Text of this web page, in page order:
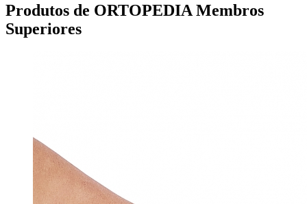
Produtos de ORTOPEDIA Membros
Superiores